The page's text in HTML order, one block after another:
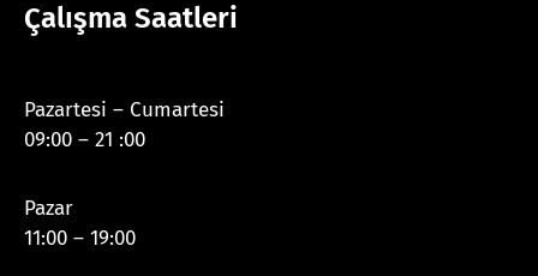
Çalışma Saatleri
Pazartesi – Cumartesi
09:00 – 21 :00
Pazar
11:00 – 19:00